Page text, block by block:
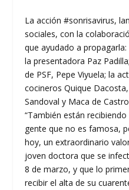
La acción #sonrisavirus,
sociales, con la
que ayudado a
la presentadora Paz
de PSF, Pepe Viyuela; la
cocineros Quique
Sandoval y Maca de
“También están
gente que no es famosa,
hoy, un extraordinario
joven doctora que se
8 de marzo, y que lo
recibir el alta de su